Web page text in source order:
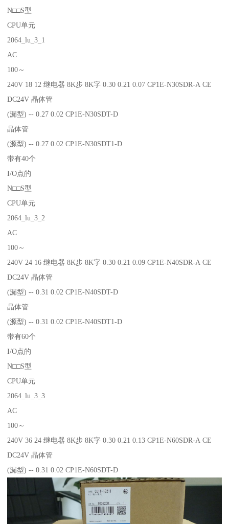
N□□S型
CPU单元
2064_lu_3_1
AC
100～
240V 18 12 继电器 8K步 8K字 0.30 0.21 0.07 CP1E-N30SDR-A CE
DC24V 晶体管
(漏型) -- 0.27 0.02 CP1E-N30SDT-D
晶体管
(源型) -- 0.27 0.02 CP1E-N30SDT1-D
带有40个
I/O点的
N□□S型
CPU单元
2064_lu_3_2
AC
100～
240V 24 16 继电器 8K步 8K字 0.30 0.21 0.09 CP1E-N40SDR-A CE
DC24V 晶体管
(漏型) -- 0.31 0.02 CP1E-N40SDT-D
晶体管
(源型) -- 0.31 0.02 CP1E-N40SDT1-D
带有60个
I/O点的
N□□S型
CPU单元
2064_lu_3_3
AC
100～
240V 36 24 继电器 8K步 8K字 0.30 0.21 0.13 CP1E-N60SDR-A CE
DC24V 晶体管
(漏型) -- 0.31 0.02 CP1E-N60SDT-D